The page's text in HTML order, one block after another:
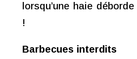
lorsqu’une haie
!
Barbecues interdits